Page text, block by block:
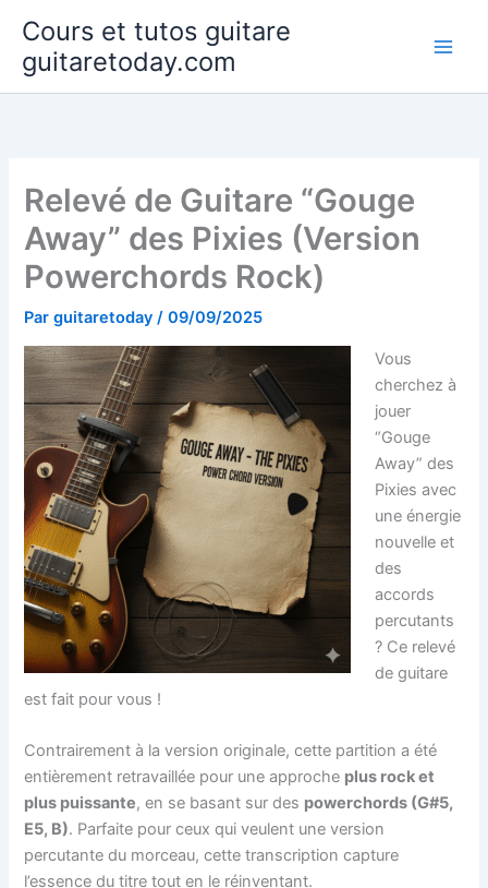
contenu
Cours et tutos guitare
guitaretoday.com
Relevé de Guitare “Gouge
Away” des Pixies (Version
Powerchords Rock)
Parguitaretoday/09/09/2025
Vous
cherchez à
jouer
“Gouge
Away” des
Pixies avec
une énergie
nouvelle et
des
accords
percutants
? Ce relevé
de guitare
est fait pour vous !
Contrairement à la version originale, cette partition a été
entièrement retravaillée pour une approche plus rock et
plus puissante, en se basant sur des powerchords (G#5,
E5, B). Parfaite pour ceux qui veulent une version
percutante du morceau, cette transcription capture
l’essence du titre tout en le réinventant.